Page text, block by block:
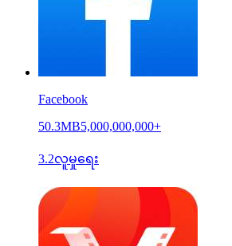
Facebook
50.3MB5,000,000,000+
3.2လူမှုရေး